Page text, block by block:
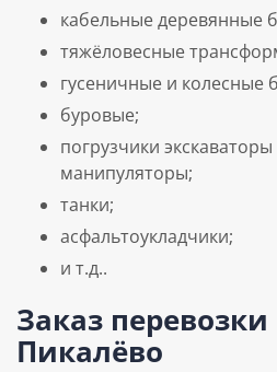
кабельные деревянные
тяжёловесные
гусеничные и колесные
буровые;
погрузчики
манипуляторы;
танки;
асфальтоукладчики;
и т.д..
Заказ перевозки
Пикалёво